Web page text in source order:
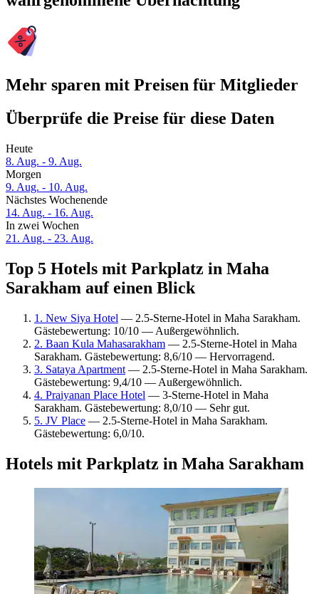
Mehr sparen mit Preisen für Mitglieder
Überprüfe die Preise für diese Daten
Heute
8. Aug. - 9. Aug.
Morgen
9. Aug. - 10. Aug.
Nächstes Wochenende
14. Aug. - 16. Aug.
In zwei Wochen
21. Aug. - 23. Aug.
Top 5 Hotels mit Parkplatz in Maha
Sarakham auf einen Blick
1. New Siya Hotel — 2.5-Sterne-Hotel in Maha Sarakham.
Gästebewertung: 10/10 — Außergewöhnlich.
2. Baan Kula Mahasarakham — 2.5-Sterne-Hotel in Maha
Sarakham. Gästebewertung: 8,6/10 — Hervorragend.
3. Sataya Apartment — 2.5-Sterne-Hotel in Maha Sarakham.
Gästebewertung: 9,4/10 — Außergewöhnlich.
4. Praiyanan Place Hotel — 3-Sterne-Hotel in Maha
Sarakham. Gästebewertung: 8,0/10 — Sehr gut.
5. JV Place — 2.5-Sterne-Hotel in Maha Sarakham.
Gästebewertung: 6,0/10.
Hotels mit Parkplatz in Maha Sarakham